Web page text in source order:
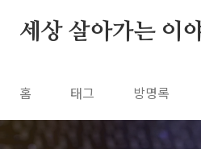
세상 살아가는 이
홈 태그 방명록